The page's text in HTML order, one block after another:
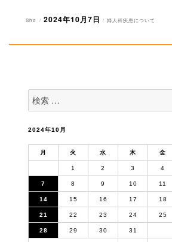
投
Sho
投
2024年10月7日
カ
婦人科疾患について
索
対
2024年10月
月 火 水 木 金
1 2 3 4
7 8 9 10 11
14 15 16 17 18
21 22 23 24 25
28 29 30 31